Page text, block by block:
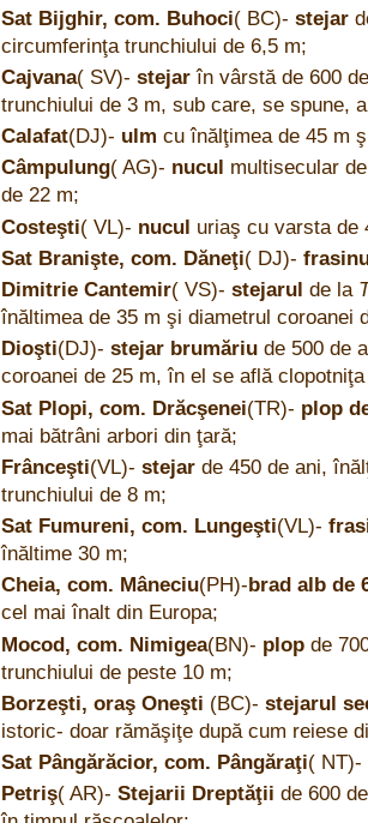
Sat Bijghir, com. Buhoci( BC)- stejar
circumferinţa trunchiului de 6,5 m;
Cajvana( SV)- stejar în vârstă de 600
trunchiului de 3 m, sub care, se spune,
Calafat(DJ)- ulm cu înălţimea de 45 m
Câmpulung( AG)- nucul multisecular
de 22 m;
Costeşti( VL)- nucul uriaş cu varsta de
Sat Branişte, com. Dăneţi( DJ)-
Dimitrie Cantemir( VS)- stejarul de la
înăltimea de 35 m şi diametrul coroanei
Dioşti(DJ)- stejar brumăriu de 500 de
coroanei de 25 m, în el se află
Sat Plopi, com. Drăcşenei(TR)- plop
mai bătrâni arbori din ţară;
Frânceşti(VL)- stejar de 450 de ani,
trunchiului de 8 m;
Sat Fumureni, com. Lungeşti(VL)-
înăltime 30 m;
Cheia, com. Mâneciu(PH)- brad alb de
cel mai înalt din Europa;
Mocod, com. Nimigea(BN)- plop de
trunchiului de peste 10 m;
Borzeşti, oraş Oneşti (BC)- stejarul
istoric- doar rămăşiţe după cum reiese
Sat Pângărăcior, com. Pângăraţi(
Petriş( AR)- Stejarii Dreptăţii de 600